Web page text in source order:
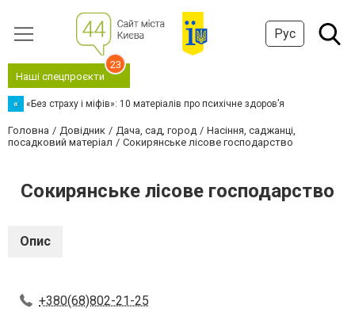
Рус
Наші спецпроєкти
23
« «Без страху і міфів»: 10 матеріалів про психічне здоров’я
Головна Довідник Дача, сад, город
Насіння, саджанці,
посадковий матеріал
Сокирянське лісове господарство
Сокирянське лісове господарство
Опис
+380(68)802-21-25